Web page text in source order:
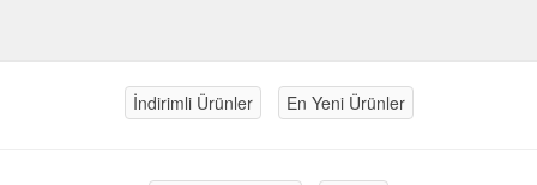
İndirimli Ürünler En Yeni Ürünler